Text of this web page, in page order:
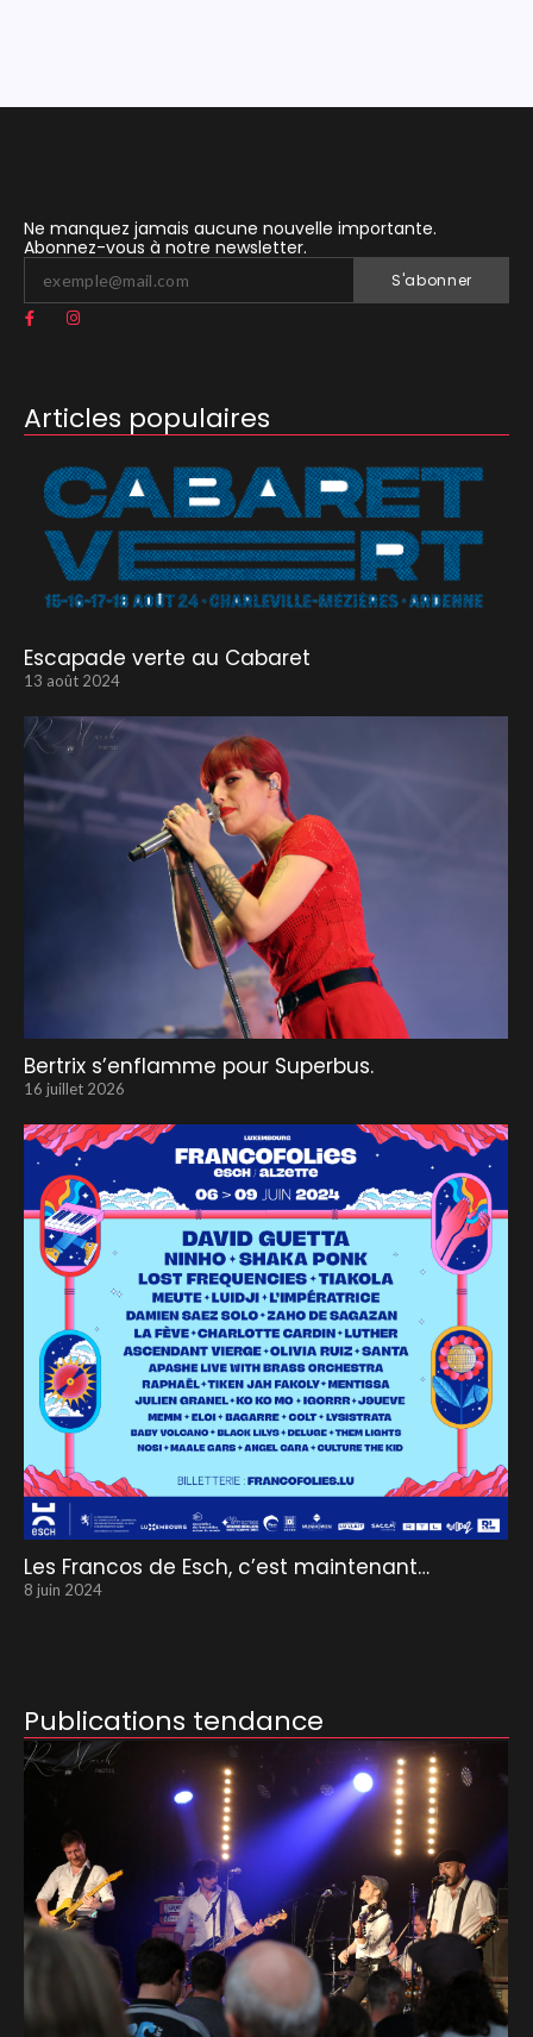
Ne manquez jamais aucune nouvelle importante.
Abonnez-vous à notre newsletter.
S'abonner
Articles populaires
Escapade verte au Cabaret
13 août 2024
Bertrix s’enflamme pour Superbus.
16 juillet 2026
Les Francos de Esch, c’est maintenant…
8 juin 2024
Publications tendance